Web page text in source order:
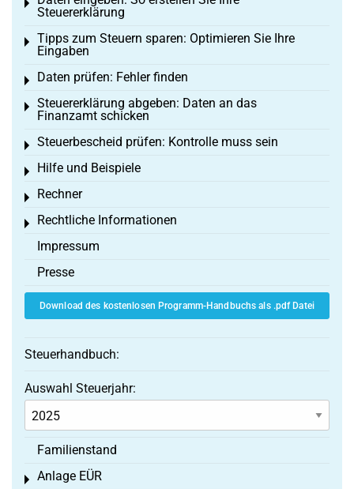
Steuererklärung
Toggle menu
Tipps zum Steuern sparen: Optimieren Sie Ihre
Eingaben
Toggle menu
Daten prüfen: Fehler finden
Toggle menu
Steuererklärung abgeben: Daten an das
Finanzamt schicken
Toggle menu
Steuerbescheid prüfen: Kontrolle muss sein
Toggle menu
Hilfe und Beispiele
Toggle menu
Rechner
Toggle menu
Rechtliche Informationen
Toggle menu
Impressum
Presse
Download des kostenlosen Programm-Handbuchs als .pdf Datei
Steuerhandbuch:
Auswahl Steuerjahr:
Familienstand
Anlage EÜR
Toggle menu